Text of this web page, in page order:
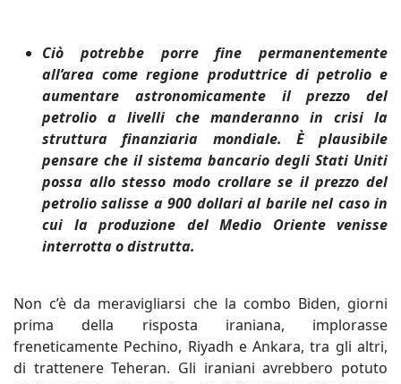
Ciò potrebbe porre fine permanentemente
all’area come regione produttrice di petrolio e
aumentare astronomicamente il prezzo del
petrolio a livelli che manderanno in crisi la
struttura finanziaria mondiale. È plausibile
pensare che il sistema bancario degli Stati Uniti
possa allo stesso modo crollare se il prezzo del
petrolio salisse a 900 dollari al barile nel caso in
cui la produzione del Medio Oriente venisse
interrotta o distrutta.
Non c’è da meravigliarsi che la combo Biden, giorni
prima della risposta iraniana, implorasse
freneticamente Pechino, Riyadh e Ankara, tra gli altri,
di trattenere Teheran. Gli iraniani avrebbero potuto